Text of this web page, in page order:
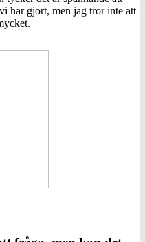
har gjort, men jag tror inte att